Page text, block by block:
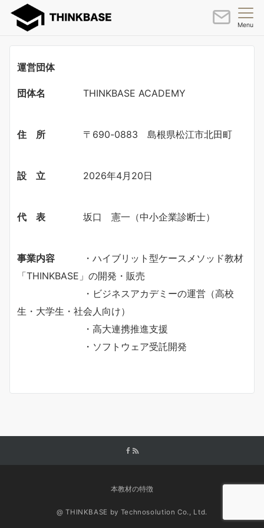
Menu
運営団体
団体名 THINKBASE ACADEMY
住 所 〒690-0883 島根県松江市北田町
設 立 2026年4月20日
代 表 坂口 憲一（中小企業診断士）
事業内容 ・ハイブリット型ケースメソッド教材
「THINKBASE」の開発・販売
・ビジネスアカデミーの運営（高校
生・大学生・社会人向け）
・高大連携推進支援
・ソフトウェア受託開発
本教材の特徴
@ THINKBASE by Technosolution Co., Ltd.